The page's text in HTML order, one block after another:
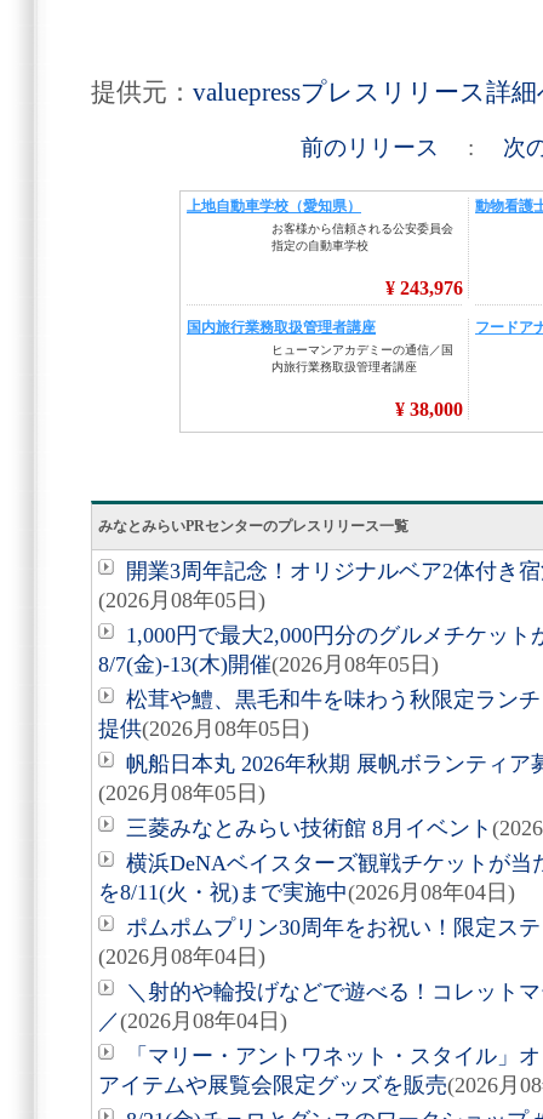
提供元： valuepressプレスリリース詳
前のリリース : 次
みなとみらいPRセンターのプレスリリース一覧
開業3周年記念！オリジナルベア2体付き
(2026月08年05日)
1,000円で最大2,000円分のグルメチケッ
8/7(金)-13(木)開催(2026月08年05日)
松茸や鱧、黒毛和牛を味わう秋限定ラン
提供(2026月08年05日)
帆船日本丸 2026年秋期 展帆ボランティア
(2026月08年05日)
三菱みなとみらい技術館 8月イベント
横浜DeNAベイスターズ観戦チケットが
を8/11(火・祝)まで実施中(2026月08年04日)
ポムポムプリン30周年をお祝い！限定ス
(2026月08年04日)
＼射的や輪投げなどで遊べる！コレット
／(2026月08年04日)
「マリー・アントワネット・スタイル」
アイテムや展覧会限定グッズを販売(2026月